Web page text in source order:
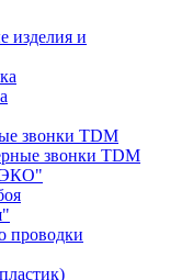
изделия и
звонки TDM
звонки TDM
проводки